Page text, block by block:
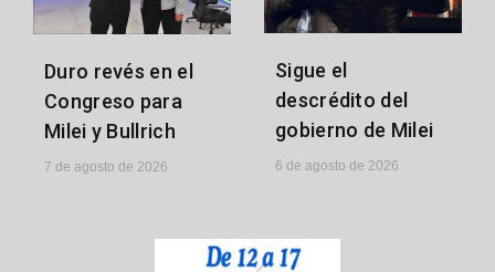
Duro revés en el
Congreso para
Milei y Bullrich
7 de agosto de 2026
Sigue el
descrédito del
gobierno de Milei
6 de agosto de 2026